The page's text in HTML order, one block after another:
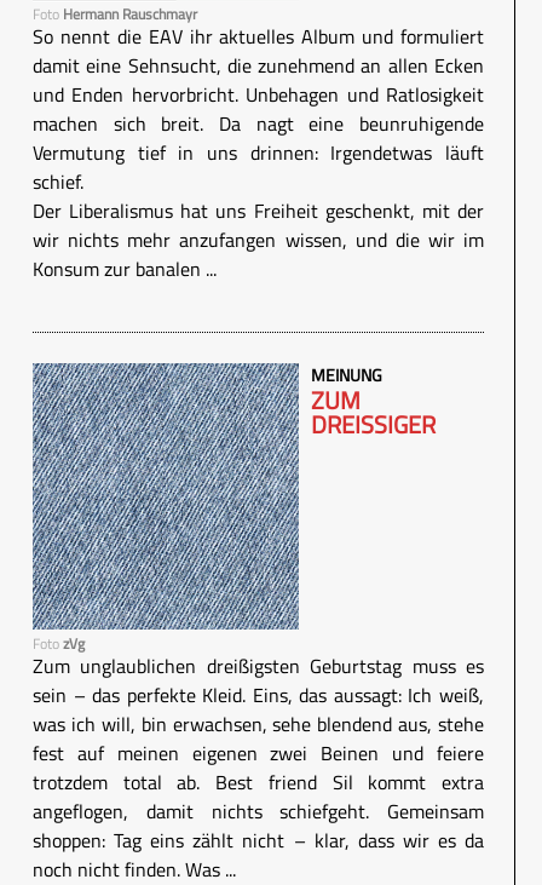
Foto Hermann Rauschmayr
So nennt die EAV ihr aktuelles Album und formuliert
damit eine Sehnsucht, die zunehmend an allen Ecken
und Enden hervorbricht. Unbehagen und Ratlosigkeit
machen sich breit. Da nagt eine beunruhigende
Vermutung tief in uns drinnen: Irgendetwas läuft
schief.
Der Liberalismus hat uns Freiheit geschenkt, mit der
wir nichts mehr anzufangen wissen, und die wir im
Konsum zur banalen ...
FotozVg
MEINUNG
ZUM
DREISSIGER
Zum unglaublichen dreißigsten Geburtstag muss es
sein – das perfekte Kleid. Eins, das aussagt: Ich weiß,
was ich will, bin erwachsen, sehe blendend aus, stehe
fest auf meinen eigenen zwei Beinen und feiere
trotzdem total ab. Best friend Sil kommt extra
angeflogen, damit nichts schiefgeht. Gemeinsam
shoppen: Tag eins zählt nicht – klar, dass wir es da
noch nicht finden. Was ...